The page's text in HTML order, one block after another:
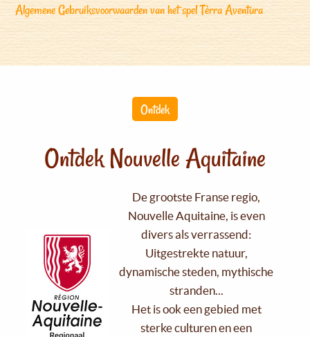
Algemene Gebruiksvoorwaarden van het spel Tèrra Aventura
Ontdek
Ontdek Nouvelle Aquitaine
De grootste Franse regio,
Nouvelle Aquitaine, is even
divers als verrassend:
Uitgestrekte natuur,
dynamische steden, mythische
stranden...
Het is ook een gebied met
sterke culturen en een